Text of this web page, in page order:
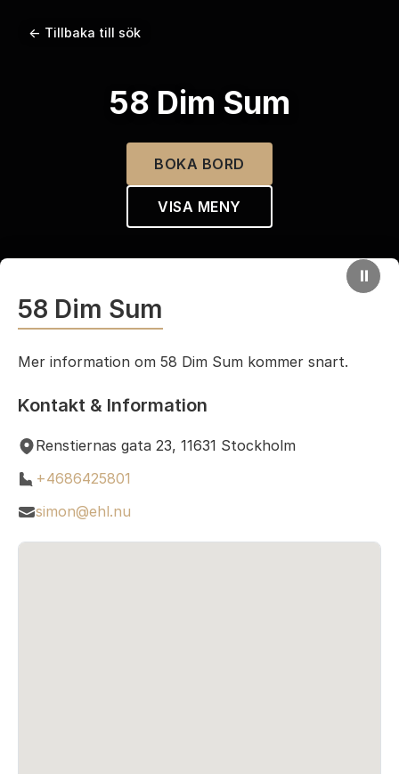
← Tillbaka till sök
58 Dim Sum
BOKA BORD
VISA MENY
⏸
58 Dim Sum
Mer information om 58 Dim Sum kommer snart.
Kontakt & Information
Renstiernas gata 23, 11631 Stockholm
+4686425801
simon@ehl.nu